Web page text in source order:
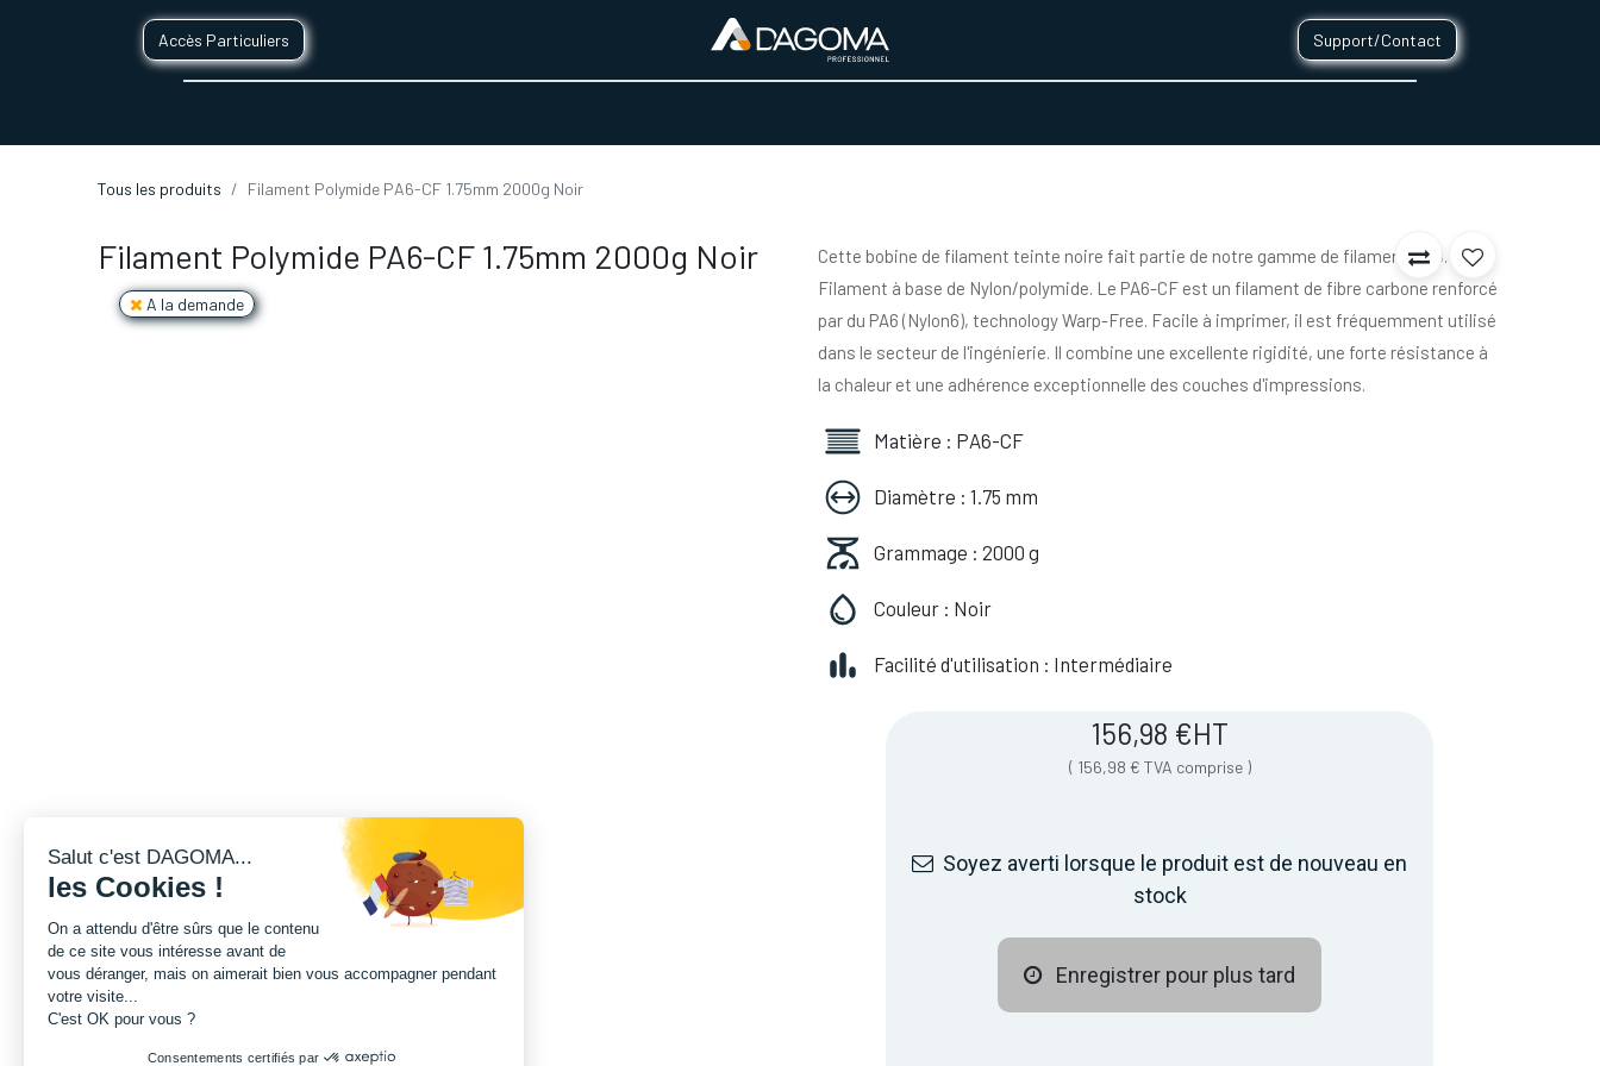
Accès Particuliers Support/Contact
Tous les produits Filament Polymide PA6-CF 1.75mm 2000g Noir
Filament Polymide PA6-CF 1.75mm 2000g Noir
A la demande
Cette bobine de filament teinte noire fait partie de notre gamme de filament PRO.
Filament à base de Nylon/polymide. Le PA6-CF est un filament de fibre carbone renforcé
par du PA6 (Nylon6), technology Warp-Free. Facile à imprimer, il est fréquemment utilisé
dans le secteur de l'ingénierie. Il combine une excellente rigidité, une forte résistance à
la chaleur et une adhérence exceptionnelle des couches d'impressions.
Matière : PA6-CF
Diamètre : 1.75 mm
Grammage : 2000 g
Couleur : Noir
Facilité d'utilisation : Intermédiaire
156,98 €HT
( 156,98 € TVA comprise )
Soyez averti lorsque le produit est de nouveau en
stock
Enregistrer pour plus tard
Salut c'est DAGOMA...
les Cookies !
On a attendu d'être sûrs que le contenu
de ce site vous intéresse avant de
vous déranger, mais on aimerait bien vous accompagner pendant
votre visite...
C'est OK pour vous ?
Consentements certifiés par